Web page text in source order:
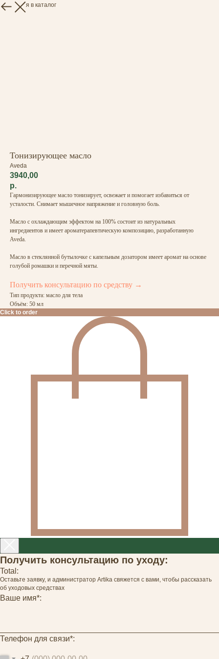
Вернуться в каталог
Тонизирующее масло
Aveda
3940,00
р.
Гармонизирующее масло тонизирует, освежает и помогает избавиться от
усталости. Снимает мышечное напряжение и головную боль.
Масло с охлаждающим эффектом на 100% состоит из натуральных
ингредиентов и имеет ароматерапевтическую композицию, разработанную
Aveda.
Масло в стеклянной бутылочке с капельным дозатором имеет аромат на основе
голубой ромашки и перечной мяты.
Получить консультацию по средству →
Тип продукта: масло для тела
Объём: 50 мл
Click to order
Получить консультацию по уходу:
Total:
Оставьте заявку, и администратор Artika свяжется с вами, чтобы рассказать
об уходовых средствах
Ваше имя*:
Телефон для связи*: